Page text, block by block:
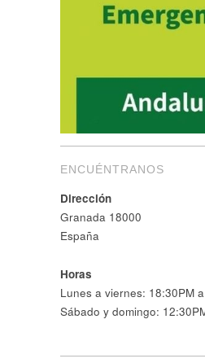
ENCUÉNTRANOS
Dirección
Granada 18000
España
Horas
Lunes a viernes: 18:30PM
Sábado y domingo: